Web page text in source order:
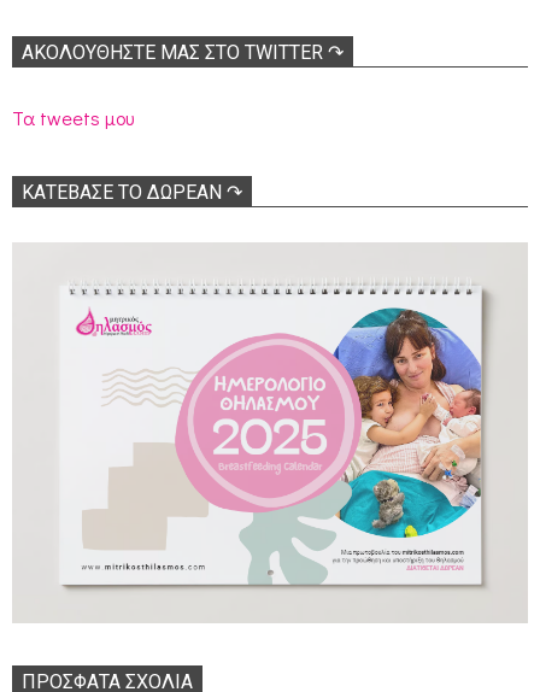
ΑΚΟΛΟΥΘΉΣΤΕ ΜΑΣ ΣΤΟ TWITTER ↷
Τα tweets μου
ΚΑΤΕΒΑΣΕ ΤΟ ΔΩΡΕΑΝ ↷
ΠΡΌΣΦΑΤΑ ΣΧΌΛΙΑ